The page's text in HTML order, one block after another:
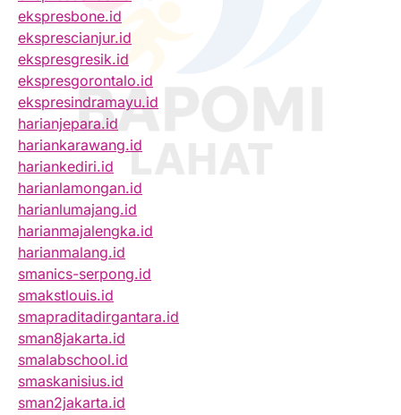
ekspresbone.id
eksprescianjur.id
ekspresgresik.id
ekspresgorontalo.id
ekspresindramayu.id
harianjepara.id
hariankarawang.id
hariankediri.id
harianlamongan.id
harianlumajang.id
harianmajalengka.id
harianmalang.id
smanics-serpong.id
smakstlouis.id
smapraditadirgantara.id
sman8jakarta.id
smalabschool.id
smaskanisius.id
sman2jakarta.id